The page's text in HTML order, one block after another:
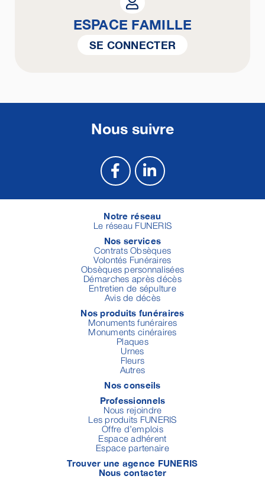
ESPACE FAMILLE
SE CONNECTER
Nous suivre
Notre réseau
Le réseau FUNERIS
Nos services
Contrats Obsèques
Volontés Funéraires
Obsèques personnalisées
Démarches après décès
Entretien de sépulture
Avis de décès
Nos produits funéraires
Monuments funéraires
Monuments cinéraires
Plaques
Urnes
Fleurs
Autres
Nos conseils
Professionnels
Nous rejoindre
Les produits FUNERIS
Offre d’emplois
Espace adhérent
Espace partenaire
Trouver une agence FUNERIS
Nous contacter